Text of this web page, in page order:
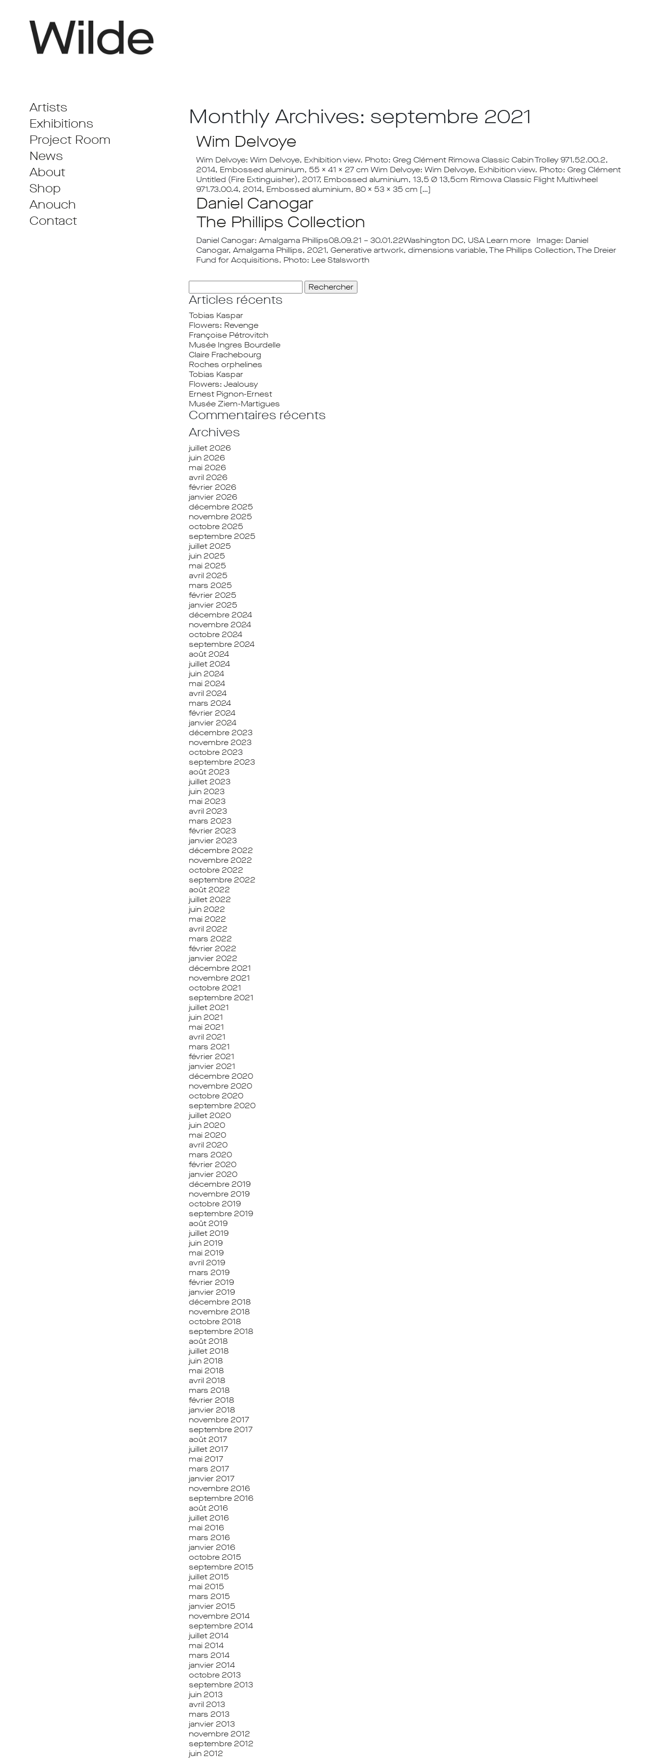
Artists
Exhibitions
Project Room
News
About
Shop
Anouch
Contact
Monthly Archives: septembre 2021
Wim Delvoye
Wim Delvoye: Wim Delvoye, Exhibition view. Photo: Greg Clément Rimowa Classic Cabin Trolley 971.52.00.2,
2014, Embossed aluminium, 55 x 41 x 27 cm Wim Delvoye: Wim Delvoye, Exhibition view. Photo: Greg Clément
Untitled (Fire Extinguisher), 2017, Embossed aluminium, 13,5 Ø 13,5cm Rimowa Classic Flight Multiwheel
971.73.00.4, 2014, Embossed aluminium, 80 x 53 x 35 cm […]
Daniel Canogar
The Phillips Collection
Daniel Canogar: Amalgama Phillips08.09.21 – 30.01.22Washington DC, USA Learn more Image: Daniel
Canogar, Amalgama Phillips, 2021, Generative artwork, dimensions variable, The Phillips Collection, The Dreier
Fund for Acquisitions. Photo: Lee Stalsworth
Articles récents
Tobias Kaspar
Flowers: Revenge
Françoise Pétrovitch
Musée Ingres Bourdelle
Claire Frachebourg
Roches orphelines
Tobias Kaspar
Flowers: Jealousy
Ernest Pignon-Ernest
Musée Ziem-Martigues
Commentaires récents
Archives
juillet 2026
juin 2026
mai 2026
avril 2026
février 2026
janvier 2026
décembre 2025
novembre 2025
octobre 2025
septembre 2025
juillet 2025
juin 2025
mai 2025
avril 2025
mars 2025
février 2025
janvier 2025
décembre 2024
novembre 2024
octobre 2024
septembre 2024
août 2024
juillet 2024
juin 2024
mai 2024
avril 2024
mars 2024
février 2024
janvier 2024
décembre 2023
novembre 2023
octobre 2023
septembre 2023
août 2023
juillet 2023
juin 2023
mai 2023
avril 2023
mars 2023
février 2023
janvier 2023
décembre 2022
novembre 2022
octobre 2022
septembre 2022
août 2022
juillet 2022
juin 2022
mai 2022
avril 2022
mars 2022
février 2022
janvier 2022
décembre 2021
novembre 2021
octobre 2021
septembre 2021
juillet 2021
juin 2021
mai 2021
avril 2021
mars 2021
février 2021
janvier 2021
décembre 2020
novembre 2020
octobre 2020
septembre 2020
juillet 2020
juin 2020
mai 2020
avril 2020
mars 2020
février 2020
janvier 2020
décembre 2019
novembre 2019
octobre 2019
septembre 2019
août 2019
juillet 2019
juin 2019
mai 2019
avril 2019
mars 2019
février 2019
janvier 2019
décembre 2018
novembre 2018
octobre 2018
septembre 2018
août 2018
juillet 2018
juin 2018
mai 2018
avril 2018
mars 2018
février 2018
janvier 2018
novembre 2017
septembre 2017
août 2017
juillet 2017
mai 2017
mars 2017
janvier 2017
novembre 2016
septembre 2016
août 2016
juillet 2016
mai 2016
mars 2016
janvier 2016
octobre 2015
septembre 2015
juillet 2015
mai 2015
mars 2015
janvier 2015
novembre 2014
septembre 2014
juillet 2014
mai 2014
mars 2014
janvier 2014
octobre 2013
septembre 2013
juin 2013
avril 2013
mars 2013
janvier 2013
novembre 2012
septembre 2012
juin 2012